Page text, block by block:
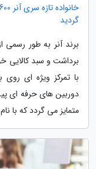
گردید
برند آنر به طور رسمی
با تمرکز ویژه ای روی
متمایز می گردد که با